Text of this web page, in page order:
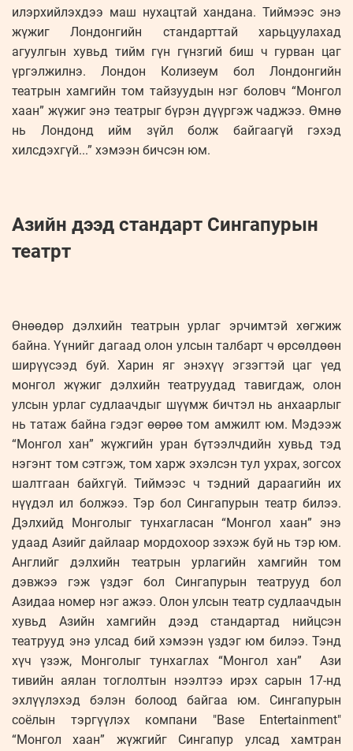
илэрхийлэхдээ маш нухацтай хандана. Тиймээс энэ
жүжиг Лондонгийн стандарттай харьцуулахад
агуулгын хувьд тийм гүн гүнзгий биш ч гурван цаг
үргэлжилнэ. Лондон Колизеум бол Лондонгийн
театрын хамгийн том тайзуудын нэг боловч “Монгол
хаан” жүжиг энэ театрыг бүрэн дүүргэж чаджээ. Өмнө
нь Лондонд ийм зүйл болж байгаагүй гэхэд
хилсдэхгүй...” хэмээн бичсэн юм.
Азийн дээд стандарт Сингапурын
театрт
Өнөөдөр дэлхийн театрын урлаг эрчимтэй хөгжиж
байна. Үүнийг дагаад олон улсын талбарт ч өрсөлдөөн
ширүүсээд буй. Харин яг энэхүү эгзэгтэй цаг үед
монгол жүжиг дэлхийн театруудад тавигдаж, олон
улсын урлаг судлаачдыг шүүмж бичтэл нь анхаарлыг
нь татаж байна гэдэг өөрөө том амжилт юм. Мэдээж
“Монгол хан” жүжгийн уран бүтээлчдийн хувьд тэд
нэгэнт том сэтгэж, том харж эхэлсэн тул ухрах, зогсох
шалтгаан байхгүй. Тиймээс ч тэдний дараагийн их
нүүдэл ил болжээ. Тэр бол Сингапурын театр билээ.
Дэлхийд Монголыг тунхагласан “Монгол хаан” энэ
удаад Азийг дайлаар мордохоор зэхэж буй нь тэр юм.
Английг дэлхийн театрын урлагийн хамгийн том
дэвжээ гэж үздэг бол Сингапурын театрууд бол
Азидаа номер нэг ажээ. Олон улсын театр судлаачдын
хувьд Азийн хамгийн дээд стандартад нийцсэн
театрууд энэ улсад бий хэмээн үздэг юм билээ. Тэнд
хүч үзэж, Монголыг тунхаглах “Монгол хан” Ази
тивийн аялан тоглолтын нээлтээ ирэх сарын 17-нд
эхлүүлэхэд бэлэн болоод байгаа юм. Сингапурын
соёлын тэргүүлэх компани "Base Entertainment"
“Монгол хаан” жүжгийг Сингапур улсад хамтран